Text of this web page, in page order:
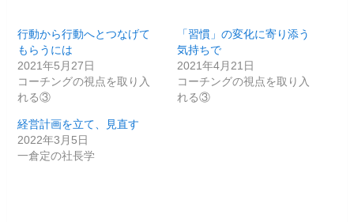
行動から行動へとつなげて
もらうには
2021年5月27日
コーチングの視点を取り入
れる③
「習慣」の変化に寄り添う
気持ちで
2021年4月21日
コーチングの視点を取り入
れる③
経営計画を立て、見直す
2022年3月5日
一倉定の社長学